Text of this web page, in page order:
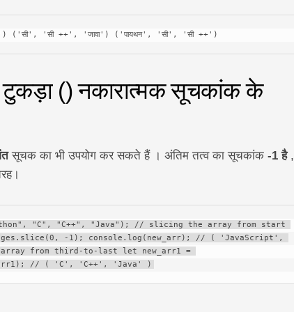
('सी', 'सी ++', 'जावा') ('पायथन', 'सी', 'सी ++')
टुकड़ा () नकारात्मक सूचकांक के
सूचक का भी उपयोग कर सकते हैं । अंतिम तत्व का सूचकांक -1 है,
"C", "C++", "Java"); // slicing the array from start
-1); console.log(new_arr); // ( 'JavaScript',
from third-to-last let new_arr1 =
// ( 'C', 'C++', 'Java' )